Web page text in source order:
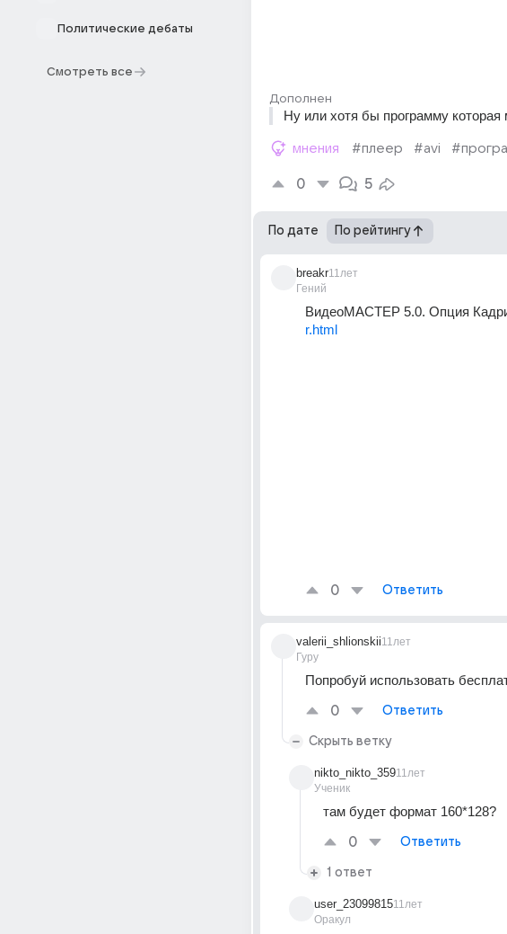
Политические дебаты
Смотреть все
Дополнен
Ну или хотя бы программу
мнения #плеер #avi
0 5
По дате По рейтингу
breakr
Гений
11лет
ВидеоМАСТЕР 5.0. Опция
r.html
0 Ответить
valerii_shlionskii
Гуру
11лет
Попробуй использовать
0 Ответить
Скрыть ветку
nikto_nikto_359
Ученик
11лет
там будет формат 160*128?
0 Ответить
1 ответ
user_23099815
Оракул
11лет